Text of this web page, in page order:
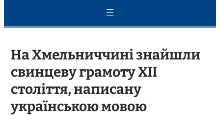
На Хмельниччині знайшли
свинцеву грамоту XII
століття, написану
українською мовою